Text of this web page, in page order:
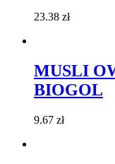
23.38 zł
MUSLI
BIOGOL
9.67 zł